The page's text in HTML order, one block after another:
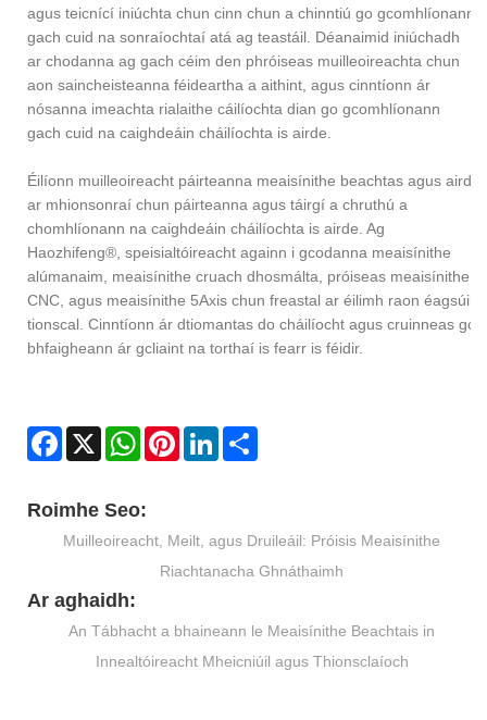
agus teicnící iniúchta chun cinn chun a chinntiú go gcomhlíonann
gach cuid na sonraíochtaí atá ag teastáil. Déanaimid iniúchadh
ar chodanna ag gach céim den phróiseas muilleoireachta chun
aon saincheisteanna féideartha a aithint, agus cinntíonn ár
nósanna imeachta rialaithe cáilíochta dian go gcomhlíonann
gach cuid na caighdeáin cháilíochta is airde.
Éilíonn muilleoireacht páirteanna meaisínithe beachtas agus aird
ar mhionsonraí chun páirteanna agus táirgí a chruthú a
chomhlíonann na caighdeáin cháilíochta is airde. Ag
Haozhifeng®, speisialtóireacht againn i gcodanna meaisínithe
alúmanaim, meaisínithe cruach dhosmálta, próiseas meaisínithe
CNC, agus meaisínithe 5Axis chun freastal ar éilimh raon éagsúil
tionscal. Cinntíonn ár dtiomantas do cháilíocht agus cruinneas go
bhfaigheann ár gcliaint na torthaí is fearr is féidir.
Facebook
X WhatsAppPinterestLinkedIn
Roimhe Seo:
​Muilleoireacht, Meilt, agus Druileáil: Próisis Meaisínithe
Riachtanacha Ghnáthaimh
Ar aghaidh:
An Tábhacht a bhaineann le Meaisínithe Beachtais in
Innealtóireacht Mheicniúil agus Thionsclaíoch